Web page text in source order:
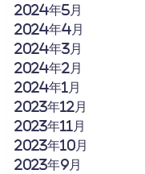
2024年5月
2024年4月
2024年3月
2024年2月
2024年1月
2023年12月
2023年11月
2023年10月
2023年9月